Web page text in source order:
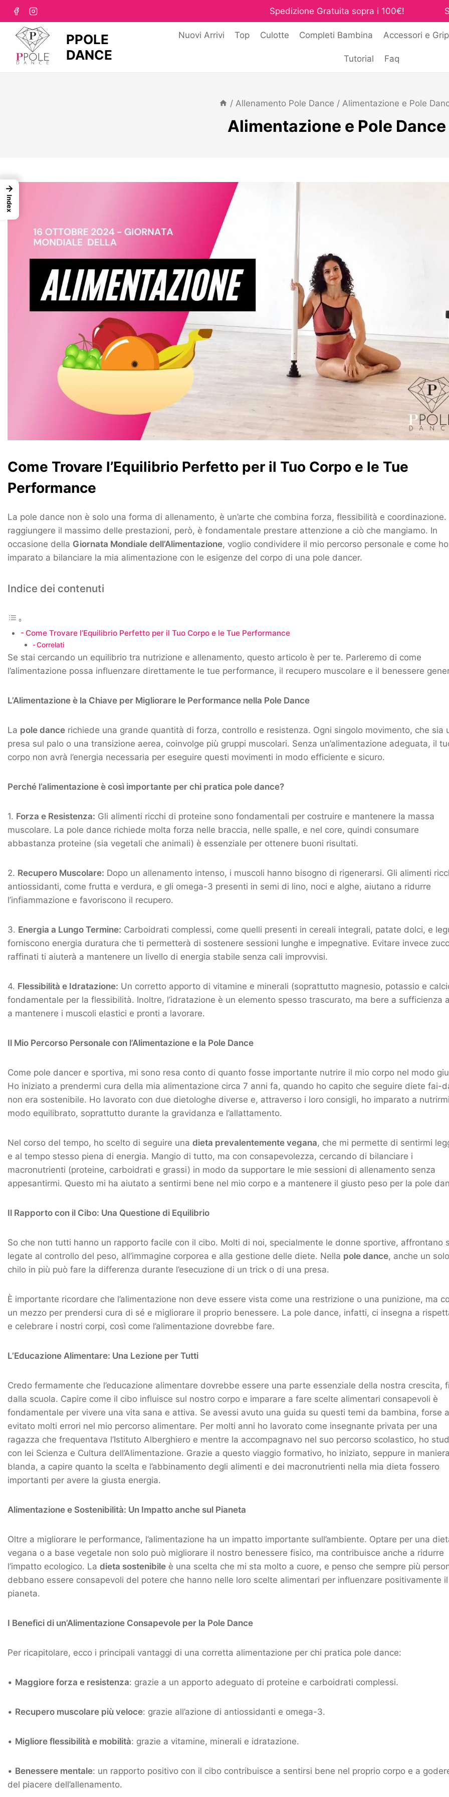
Spedizione Gratuita sopra i 100€!
PPOLE
DANCE
Nuovi Arrivi Top Culotte Completi Bambina Accessori e Grip
Tutorial Faq
/ Allenamento Pole Dance / Alimentazione e Pole
Alimentazione e Pole Dance
Come Trovare l’Equilibrio Perfetto per il Tuo Corpo e le Tue
Performance
La pole dance non è solo una forma di allenamento, è un’arte che combina forza, flessibilità e coordinazione.
raggiungere il massimo delle prestazioni, però, è fondamentale prestare attenzione a ciò che mangiamo. In
occasione della Giornata Mondiale dell’Alimentazione, voglio condividere il mio percorso personale e come ho
imparato a bilanciare la mia alimentazione con le esigenze del corpo di una pole dancer.
Indice dei contenuti
Come Trovare l’Equilibrio Perfetto per il Tuo Corpo e le Tue Performance
Correlati
Se stai cercando un equilibrio tra nutrizione e allenamento, questo articolo è per te. Parleremo di come
l’alimentazione possa influenzare direttamente le tue performance, il recupero muscolare e il benessere
L’Alimentazione è la Chiave per Migliorare le Performance nella Pole Dance
La pole dance richiede una grande quantità di forza, controllo e resistenza. Ogni singolo movimento, che sia
presa sul palo o una transizione aerea, coinvolge più gruppi muscolari. Senza un’alimentazione adeguata, il
corpo non avrà l’energia necessaria per eseguire questi movimenti in modo efficiente e sicuro.
Perché l’alimentazione è così importante per chi pratica pole dance?
1. Forza e Resistenza: Gli alimenti ricchi di proteine sono fondamentali per costruire e mantenere la massa
muscolare. La pole dance richiede molta forza nelle braccia, nelle spalle, e nel core, quindi consumare
abbastanza proteine (sia vegetali che animali) è essenziale per ottenere buoni risultati.
2. Recupero Muscolare: Dopo un allenamento intenso, i muscoli hanno bisogno di rigenerarsi. Gli alimenti
antiossidanti, come frutta e verdura, e gli omega-3 presenti in semi di lino, noci e alghe, aiutano a ridurre
l’infiammazione e favoriscono il recupero.
3. Energia a Lungo Termine: Carboidrati complessi, come quelli presenti in cereali integrali, patate dolci, e
forniscono energia duratura che ti permetterà di sostenere sessioni lunghe e impegnative. Evitare invece
raffinati ti aiuterà a mantenere un livello di energia stabile senza cali improvvisi.
4. Flessibilità e Idratazione: Un corretto apporto di vitamine e minerali (soprattutto magnesio, potassio e
fondamentale per la flessibilità. Inoltre, l’idratazione è un elemento spesso trascurato, ma bere a sufficienza
a mantenere i muscoli elastici e pronti a lavorare.
Il Mio Percorso Personale con l’Alimentazione e la Pole Dance
Come pole dancer e sportiva, mi sono resa conto di quanto fosse importante nutrire il mio corpo nel modo
Ho iniziato a prendermi cura della mia alimentazione circa 7 anni fa, quando ho capito che seguire diete fai-
non era sostenibile. Ho lavorato con due dietologhe diverse e, attraverso i loro consigli, ho imparato a
modo equilibrato, soprattutto durante la gravidanza e l’allattamento.
Nel corso del tempo, ho scelto di seguire una dieta prevalentemente vegana, che mi permette di sentirmi
e al tempo stesso piena di energia. Mangio di tutto, ma con consapevolezza, cercando di bilanciare i
macronutrienti (proteine, carboidrati e grassi) in modo da supportare le mie sessioni di allenamento senza
appesantirmi. Questo mi ha aiutato a sentirmi bene nel mio corpo e a mantenere il giusto peso per la pole
Il Rapporto con il Cibo: Una Questione di Equilibrio
So che non tutti hanno un rapporto facile con il cibo. Molti di noi, specialmente le donne sportive, affrontano
legate al controllo del peso, all’immagine corporea e alla gestione delle diete. Nella pole dance, anche un solo
chilo in più può fare la differenza durante l’esecuzione di un trick o di una presa.
È importante ricordare che l’alimentazione non deve essere vista come una restrizione o una punizione, ma
un mezzo per prendersi cura di sé e migliorare il proprio benessere. La pole dance, infatti, ci insegna a
e celebrare i nostri corpi, così come l’alimentazione dovrebbe fare.
L’Educazione Alimentare: Una Lezione per Tutti
Credo fermamente che l’educazione alimentare dovrebbe essere una parte essenziale della nostra crescita,
dalla scuola. Capire come il cibo influisce sul nostro corpo e imparare a fare scelte alimentari consapevoli è
fondamentale per vivere una vita sana e attiva. Se avessi avuto una guida su questi temi da bambina, forse
evitato molti errori nel mio percorso alimentare. Per molti anni ho lavorato come insegnante privata per una
ragazza che frequentava l’Istituto Alberghiero e mentre la accompagnavo nel suo percorso scolastico, ho
con lei Scienza e Cultura dell’Alimentazione. Grazie a questo viaggio formativo, ho iniziato, seppure in maniera
blanda, a capire quanto la scelta e l’abbinamento degli alimenti e dei macronutrienti nella mia dieta fossero
importanti per avere la giusta energia.
Alimentazione e Sostenibilità: Un Impatto anche sul Pianeta
Oltre a migliorare le performance, l’alimentazione ha un impatto importante sull’ambiente. Optare per una
vegana o a base vegetale non solo può migliorare il nostro benessere fisico, ma contribuisce anche a ridurre
l’impatto ecologico. La dieta sostenibile è una scelta che mi sta molto a cuore, e penso che sempre più
debbano essere consapevoli del potere che hanno nelle loro scelte alimentari per influenzare positivamente il
pianeta.
I Benefici di un’Alimentazione Consapevole per la Pole Dance
Per ricapitolare, ecco i principali vantaggi di una corretta alimentazione per chi pratica pole dance:
• Maggiore forza e resistenza: grazie a un apporto adeguato di proteine e carboidrati complessi.
• Recupero muscolare più veloce: grazie all’azione di antiossidanti e omega-3.
• Migliore flessibilità e mobilità: grazie a vitamine, minerali e idratazione.
• Benessere mentale: un rapporto positivo con il cibo contribuisce a sentirsi bene nel proprio corpo e a
del piacere dell’allenamento.
→
Index